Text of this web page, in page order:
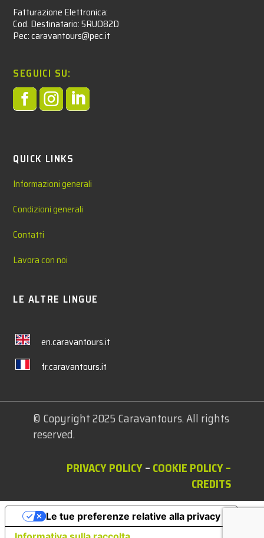
Fatturazione Elettronica:
Cod. Destinatario: 5RUO82D
Pec: caravantours@pec.it
SEGUICI SU:

QUICK LINKS
Informazioni generali
Condizioni generali
Contatti
Lavora con noi
LE ALTRE LINGUE
en.caravantours.it
fr.caravantours.it
© Copyright 2025 Caravantours. All rights
reserved.
PRIVACY POLICY– COOKIE POLICY–
CREDITS
Le tue preferenze relative alla privacy